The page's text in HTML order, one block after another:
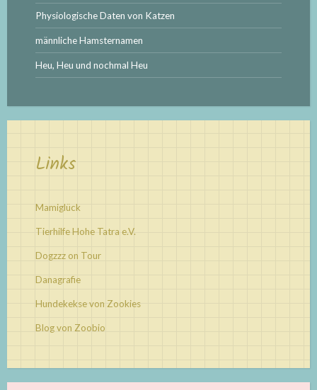
Physiologische Daten von Katzen
männliche Hamsternamen
Heu, Heu und nochmal Heu
Links
Mamiglück
Tierhilfe Hohe Tatra e.V.
Dogzzz on Tour
Danagrafie
Hundekekse von Zookies
Blog von Zoobio